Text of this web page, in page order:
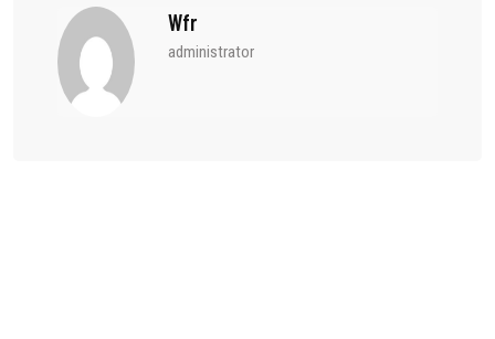
Wfr
administrator